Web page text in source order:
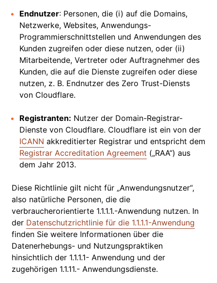
Endnutzer: Personen, die (i) auf die Domains,
Netzwerke, Websites, Anwendungs-
Programmierschnittstellen und Anwendungen des
Kunden zugreifen oder diese nutzen, oder (ii)
Mitarbeitende, Vertreter oder Auftragnehmer des
Kunden, die auf die Dienste zugreifen oder diese
nutzen, z. B. Endnutzer des Zero Trust-Diensts
von Cloudflare.
Registranten: Nutzer der Domain-Registrar-
Dienste von Cloudflare. Cloudflare ist ein von der
ICANN akkreditierter Registrar und entspricht dem
Registrar Accreditation Agreement („RAA“) aus
dem Jahr 2013.
Diese Richtlinie gilt nicht für „Anwendungsnutzer“,
also natürliche Personen, die die
verbraucherorientierte 1.1.1.1.-Anwendung nutzen. In
der Datenschutzrichtlinie für die 1.1.1.1-Anwendung
finden Sie weitere Informationen über die
Datenerhebungs- und Nutzungspraktiken
hinsichtlich der 1.1.1.1- Anwendung und der
zugehörigen 1.1.11.- Anwendungsdienste.